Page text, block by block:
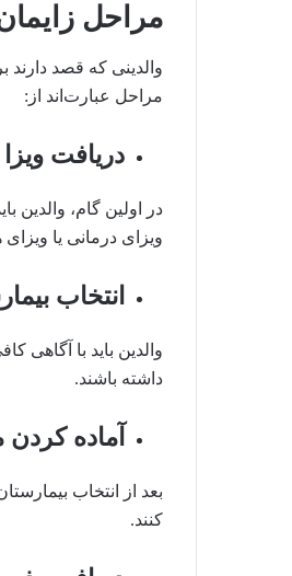
مراحل
والدینی که قصد دارند
مراحل عبارت‌اند از:
دریافت ویزا
در اولین گام، والدین
ویزای درمانی یا ویزای
انتخاب
والدین باید با آگاهی
داشته باشند.
آماده کردن
بعد از انتخاب
کنند.